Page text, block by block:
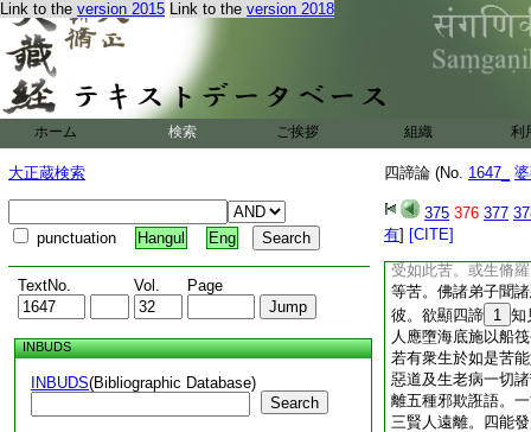
Link to the version 2015 Link to the version 2018
ホーム 検索 ご挨拶 組織 利
大正蔵検索
punctuation Hangul Eng
TextNo. Vol. Page
INBUDS
INBUDS(Bibliographic Database)
Search
四諦論 (No. 1647_
375 376 377
有] [CITE]
受生衆生。六方火
融金色。其出入息
諸人飢食鐵丸渇飮
抽受種種苦。有衆
近河邊便見河燥。
値花果樹變成空林
月炙如夏日 風觸
雨 18 渧如洋
是故餓鬼受苦最劇
斫破鞭打。互相呑
受如此苦。或生脩
等苦。佛諸弟子聞
彼。欲顯四諦 1 知
人應墮海底施以船
若有衆生於如是苦
惡道及生老病一切
離五種邪欺誑語。
三賢人遠離。四能